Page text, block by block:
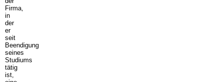
Firma,
in
der
er
seit
Beendigung
seines
Studiums
tätig
ist,